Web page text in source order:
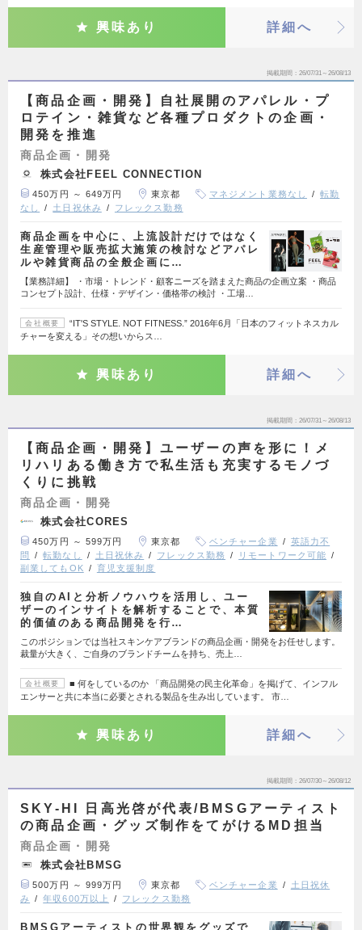
興味あり 詳細へ
掲載期間 26/07/31～26/08/13
【商品企画・開発】自社展開のアパレル・プ
ロテイン・雑貨など各種プロダクトの企画・
開発を推進
商品企画・開発
株式会社FEEL CONNECTION
450万円 ～ 649万円 東京都 マネジメント業務なし
転勤
なし
土日祝休み フレックス勤務
商品企画を中心に、上流設計だけではなく
生産管理や販売拡大施策の検討などアパレ
ルや雑貨商品の全般企画に…
【業務詳細】 ・市場・トレンド・顧客ニーズを踏まえた商品の企画立案 ・商品
コンセプト設計、仕様・デザイン・価格帯の検討 ・工場…
会社概要
“IT'S STYLE. NOT FITNESS.” 2016年6月「日本のフィットネスカル
チャーを変える」その想いからス…
興味あり 詳細へ
掲載期間 26/07/31～26/08/13
【商品企画・開発】ユーザーの声を形に！メ
リハリある働き方で私生活も充実するモノづ
くりに挑戦
商品企画・開発
株式会社CORES
450万円 ～ 599万円 東京都 ベンチャー企業
英語力不
問
転勤なし 土日祝休み フレックス勤務
リモートワーク可能
副業してもOK
育児支援制度
独自のAIと分析ノウハウを活用し、ユー
ザーのインサイトを解析することで、本質
的価値のある商品開発を行…
このポジションでは当社スキンケアブランドの商品企画・開発をお任せします。
裁量が大きく、ご自身のブランドチームを持ち、売上…
会社概要
■ 何をしているのか 「商品開発の民主化革命」を掲げて、インフル
エンサーと共に本当に必要とされる製品を生み出しています。 市…
興味あり 詳細へ
掲載期間 26/07/30～26/08/12
SKY-HI 日高光啓が代表/BMSGアーティスト
の商品企画・グッズ制作をてがけるMD担当
商品企画・開発
株式会社BMSG
500万円 ～ 999万円 東京都 ベンチャー企業
土日祝休
み
年収600万以上 フレックス勤務
BMSGアーティストの世界観をグッズで